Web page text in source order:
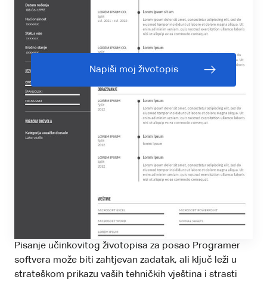
Napiši moj životopis
Pisanje učinkovitog životopisa za posao Programer
softvera može biti zahtjevan zadatak, ali ključ leži u
strateškom prikazu vaših tehničkih vještina i strasti